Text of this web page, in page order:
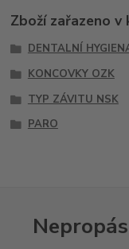
Zboží zařazeno v
DENTALNÍ
KONCOVKY OZK
TYP ZÁVITU NSK
PARO